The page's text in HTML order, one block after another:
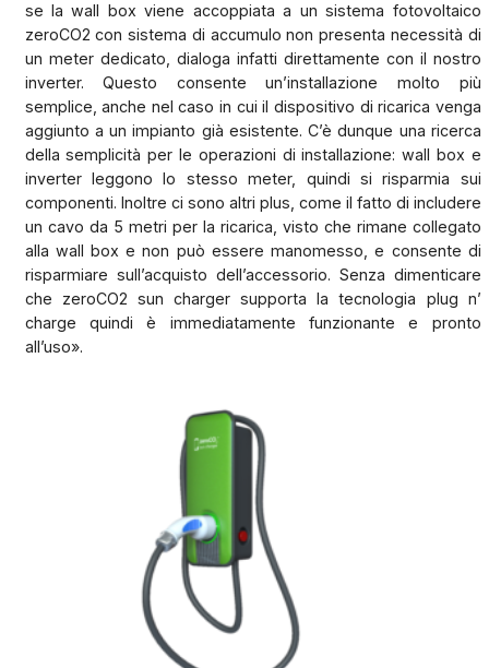
se la wall box viene accoppiata a un sistema fotovoltaico
zeroCO2 con sistema di accumulo non presenta necessità di
un meter dedicato, dialoga infatti direttamente con il nostro
inverter. Questo consente un’installazione molto più
semplice, anche nel caso in cui il dispositivo di ricarica venga
aggiunto a un impianto già esistente. C’è dunque una ricerca
della semplicità per le operazioni di installazione: wall box e
inverter leggono lo stesso meter, quindi si risparmia sui
componenti. Inoltre ci sono altri plus, come il fatto di includere
un cavo da 5 metri per la ricarica, visto che rimane collegato
alla wall box e non può essere manomesso, e consente di
risparmiare sull’acquisto dell’accessorio. Senza dimenticare
che zeroCO2 sun charger supporta la tecnologia plug n’
charge quindi è immediatamente funzionante e pronto
all’uso».